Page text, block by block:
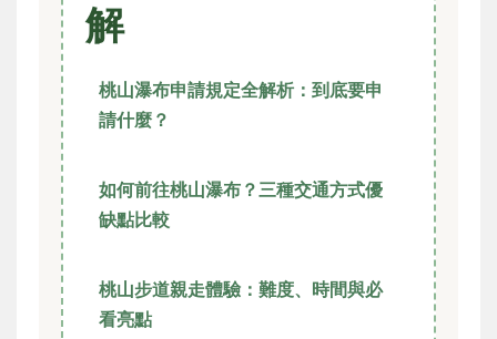
解
桃山瀑布申請規定全解析：到底要申
請什麼？
如何前往桃山瀑布？三種交通方式優
缺點比較
桃山步道親走體驗：難度、時間與必
看亮點